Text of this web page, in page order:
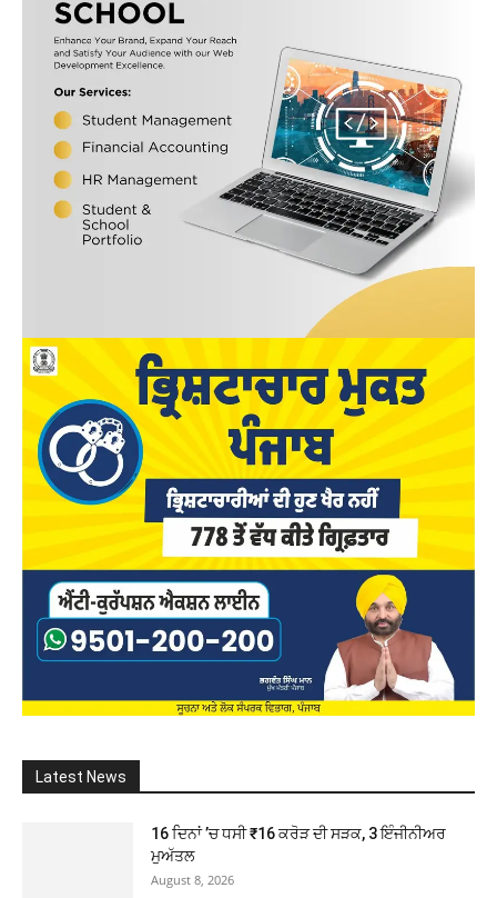
Latest News
16 ਦਿਨਾਂ ’ਚ ਧਸੀ ₹16 ਕਰੋੜ ਦੀ ਸੜਕ, 3 ਇੰਜੀਨੀਅਰ
ਮੁਅੱਤਲ
August 8, 2026